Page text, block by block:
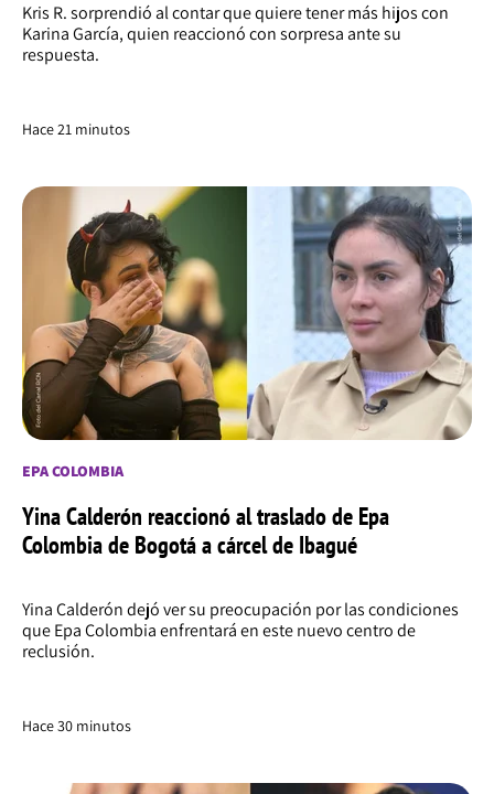
Kris R. sorprendió al contar que quiere tener más hijos con
Karina García, quien reaccionó con sorpresa ante su
respuesta.
Hace 21 minutos
EPA COLOMBIA
Yina Calderón reaccionó al traslado de Epa
Colombia de Bogotá a cárcel de Ibagué
Yina Calderón dejó ver su preocupación por las condiciones
que Epa Colombia enfrentará en este nuevo centro de
reclusión.
Hace 30 minutos